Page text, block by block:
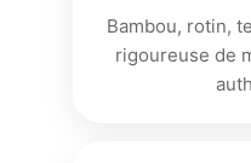
Bambou, rotin,
rigoureuse de